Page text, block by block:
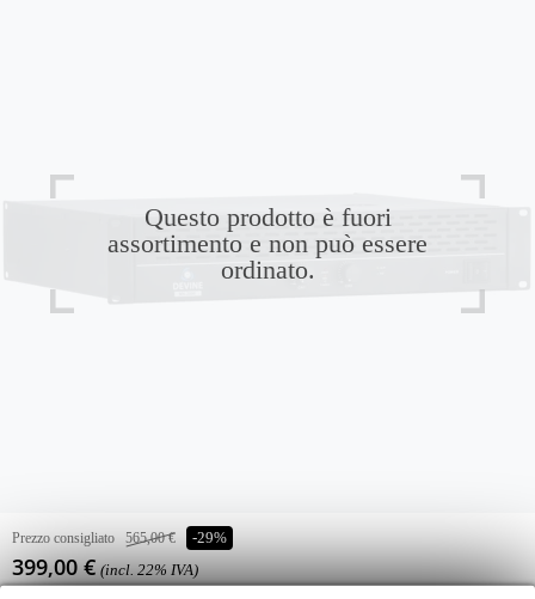
Questo prodotto è fuori
assortimento e non può essere
ordinato.
Prezzo consigliato 565,00 € -29%
399,00 € (incl. 22% IVA)